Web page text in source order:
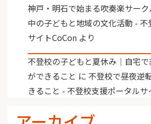
神戸・明石で始まる吹奏楽サー
中の子どもと地域の文化活動 -
サイトCoCon より
不登校の子どもと夏休み｜自宅
ができること に 不登校で昼夜逆
きること - 不登校支援ポータルサ